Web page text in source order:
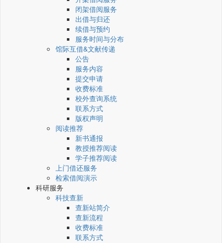
闭架借阅服务
出借与归还
续借与预约
服务时间与分布
馆际互借&文献传递
公告
服务内容
提交申请
收费标准
校外查询系统
联系方式
版权声明
阅读推荐
新书通报
教授推荐阅读
学子推荐阅读
上门借还服务
检索借阅演示
科研服务
科技查新
查新站简介
查新流程
收费标准
联系方式